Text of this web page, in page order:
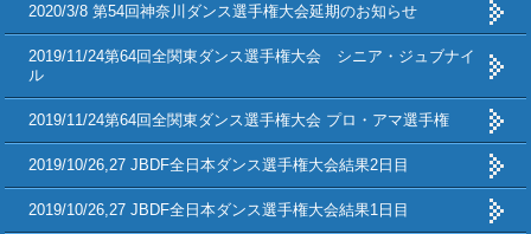
2020/3/8 第54回神奈川ダンス選手権大会延期のお知らせ
2019/11/24第64回全関東ダンス選手権大会 シニア・ジュブナイ
ル
2019/11/24第64回全関東ダンス選手権大会 プロ・アマ選手権
2019/10/26,27 JBDF全日本ダンス選手権大会結果2日目
2019/10/26,27 JBDF全日本ダンス選手権大会結果1日目